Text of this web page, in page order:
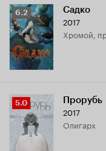
Рейтинг
Кинопоиска
6.2
6.2 Садко
2017
Хромой,
Рейтинг
Кинопоиска
5.0
5.0 Прорубь
2017
олигарх